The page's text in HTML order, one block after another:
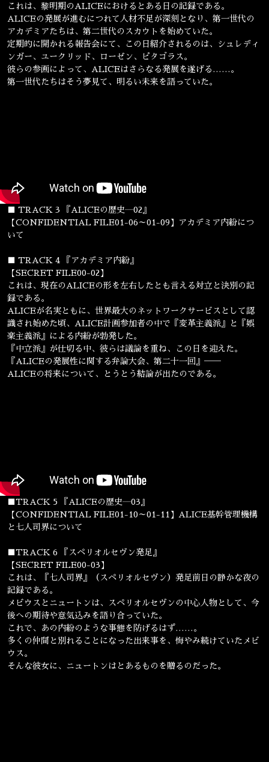
これは、黎明期のALICEにおけるとある日の記録である。
ALICEの発展が進むにつれて人材不足が深刻となり、第一世代の
アカデミアたちは、第二世代のスカウトを始めていた。
定期的に開かれる報告会にて、この日紹介されるのは、シュレディ
ンガー、ユークリッド、ローゼン、ピタゴラス。
彼らの参画によって、ALICEはさらなる発展を遂げる……。
第一世代たちはそう夢見て、明るい未来を語っていた。
■ TRACK 3 『ALICEの歴史―02』
【CONFIDENTIAL FILE01-06～01-09】アカデミア内紛につ
いて
■ TRACK 4 『アカデミア内紛』
【SECRET FILE00-02】
これは、現在のALICEの形を左右したとも言える対立と決別の記
録である。
ALICEが名実ともに、世界最大のネットワークサービスとして認
識され始めた頃、ALICE計画参加者の中で『変革主義派』と『娯
楽主義派』による内紛が勃発した。
『中立派』が仕切る中、彼らは議論を重ね、この日を迎えた。
『ALICEの発展性に関する弁論大会、第二十一回』──
ALICEの将来について、とうとう結論が出たのである。
■TRACK 5 『ALICEの歴史―03』
【CONFIDENTIAL FILE01-10～01-11】ALICE基幹管理機構
と七人司界について
■TRACK 6 『スペリオルセヴン発足』
【SECRET FILE00-03】
これは、『七人司界』（スペリオルセヴン）発足前日の静かな夜の
記録である。
メビウスとニュートンは、スペリオルセヴンの中心人物として、今
後への期待や意気込みを語り合っていた。
これで、あの内紛のような事態を防げるはず……。
多くの仲間と別れることになった出来事を、悔やみ続けていたメビ
ウス。
そんな彼女に、ニュートンはとあるものを贈るのだった。